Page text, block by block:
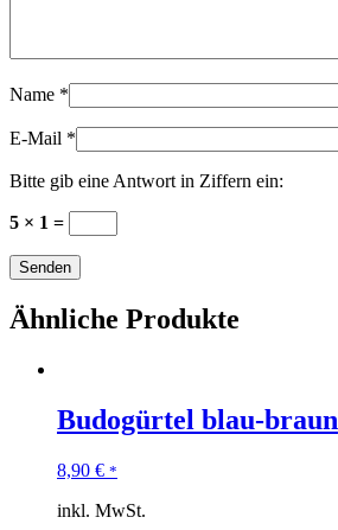
Name *
E-Mail *
Bitte gib eine Antwort in Ziffern ein:
5 × 1 =
Ähnliche Produkte
Budogürtel blau-braun
8,90 € *
inkl. MwSt.